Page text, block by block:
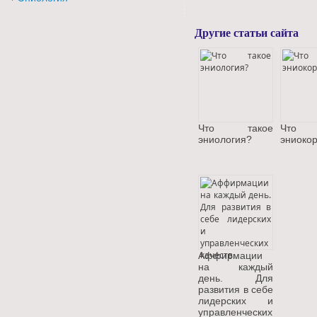
Другие статьи сайта
Что такое
эниология?
Что
Аффирмации
на каждый
день. Для
развития в себе
лидерских и
управленческих